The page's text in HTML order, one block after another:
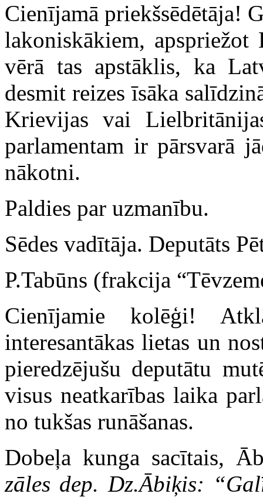
Cienījamā priekšsēdētāja!
lakoniskākiem, apspriežot
vērā tas apstāklis, ka
desmit reizes īsāka
Krievijas vai
parlamentam ir pārsvarā
nākotni.
Paldies par uzmanību.
Sēdes vadītāja. Deputāts
P.Tabūns (frakcija
Cienījamie kolēģi!
interesantākas lietas un
pieredzējušu deputātu
visus neatkarības laika
no tukšas runāšanas.
Dobeļa kunga sacītais,
zāles dep. Dz.Ābiķis: